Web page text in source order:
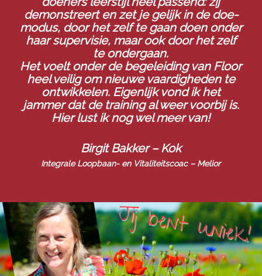
demonstreert en zet je gelijk in de doe-
modus, door het zelf te gaan doen onder
haar supervisie, maar ook door het zelf
te ondergaan.
Het voelt onder de begeleiding van Floor
heel veilig om nieuwe vaardigheden te
ontwikkelen. Eigenlijk vond ik het
jammer dat de training al weer voorbij is.
Hier lust ik nog wel meer van!
Birgit Bakker – Kok
Integrale Loopbaan- en Vitaliteitscoac – Melior